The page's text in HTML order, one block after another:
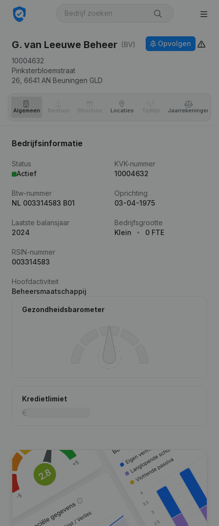
G. van Leeuwe Beheer (BV)
10004632
Pinksterbloemstraat
26, 6641 AN Beuningen GLD
Opvolgen
Algemeen Bestuur Structuur Locaties Tijdlijn Jaar­rekeningen
Bedrijfsinformatie
Status
Actief
KVK-nummer
10004632
Btw-nummer
NL 003314583 B01
Oprichting
03-04-1975
Laatste balansjaar
2024
Bedrijfsgrootte
Klein
0 FTE
RSIN-nummer
003314583
Hoofdactiviteit
Beheersmaatschappij
Gezondheidsbarometer
Kredietlimiet